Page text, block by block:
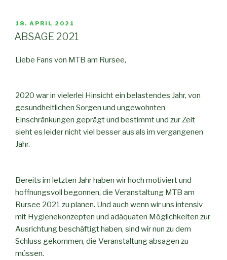
VERÖFFENTLICHT
AM
18. APRIL 2021
ABSAGE 2021
Liebe Fans von MTB am Rursee,
2020 war in vielerlei Hinsicht ein belastendes Jahr, von
gesundheitlichen Sorgen und ungewohnten
Einschränkungen geprägt und bestimmt und zur Zeit
sieht es leider nicht viel besser aus als im vergangenen
Jahr.
Bereits im letzten Jahr haben wir hoch motiviert und
hoffnungsvoll begonnen, die Veranstaltung MTB am
Rursee 2021 zu planen. Und auch wenn wir uns intensiv
mit Hygienekonzepten und adäquaten Möglichkeiten zur
Ausrichtung beschäftigt haben, sind wir nun zu dem
Schluss gekommen, die Veranstaltung absagen zu
müssen.